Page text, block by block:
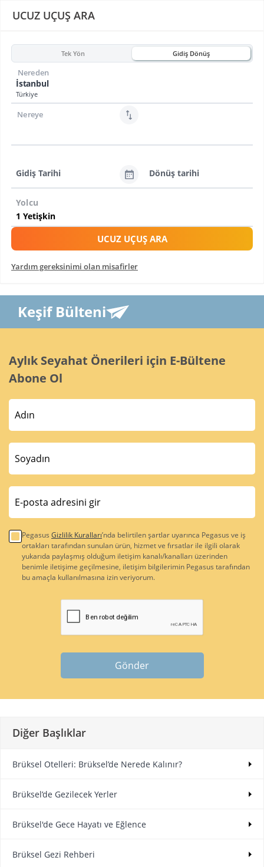
UCUZ UÇUŞ ARA
Tek Yön Gidiş Dönüş
İstanbul
Türkiye
Nereden
Nereye
Gidiş Tarihi Dönüş tarihi
Yolcu
UCUZ UÇUŞ ARA
Yardım gereksinimi olan misafirler
Keşif Bülteni
Aylık Seyahat Önerileri için E-Bültene
Abone Ol
Pegasus Gizlilik Kuralları’nda belirtilen şartlar uyarınca Pegasus ve iş
ortakları tarafından sunulan ürün, hizmet ve fırsatlar ile ilgili olarak
yukarıda paylaşmış olduğum iletişim kanalı/kanalları üzerinden
benimle iletişime geçilmesine, iletişim bilgilerimin Pegasus tarafından
bu amaçla kullanılmasına izin veriyorum.
Gönder
Diğer Başlıklar
Brüksel Otelleri: Brüksel’de Nerede Kalınır?
Brüksel’de Gezilecek Yerler
Brüksel'de Gece Hayatı ve Eğlence
Brüksel Gezi Rehberi